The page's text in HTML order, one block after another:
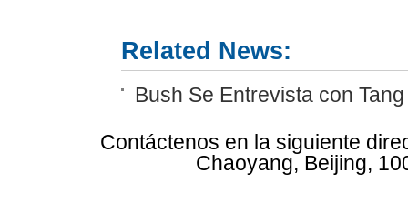
Related News:
Bush Se Entrevista con
Contáctenos en la siguiente
Chaoyang, Beijing,